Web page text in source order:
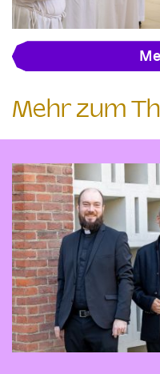
Mehr zum